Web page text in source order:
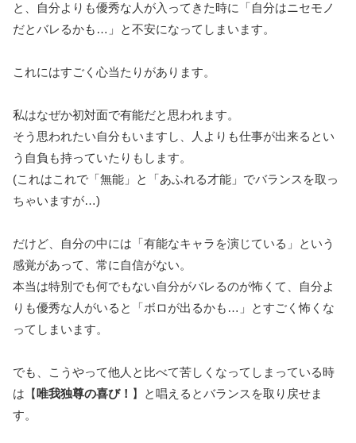
と、自分よりも優秀な人が入ってきた時に「自分はニセモノ
だとバレるかも…」と不安になってしまいます。
これにはすごく心当たりがあります。
私はなぜか初対面で有能だと思われます。
そう思われたい自分もいますし、人よりも仕事が出来るとい
う自負も持っていたりもします。
(これはこれで「無能」と「あふれる才能」でバランスを取っ
ちゃいますが…)
だけど、自分の中には「有能なキャラを演じている」という
感覚があって、常に自信がない。
本当は特別でも何でもない自分がバレるのが怖くて、自分よ
りも優秀な人がいると「ボロが出るかも…」とすごく怖くな
ってしまいます。
でも、こうやって他人と比べて苦しくなってしまっている時
は【唯我独尊の喜び！ 】と唱えるとバランスを取り戻せま
す。